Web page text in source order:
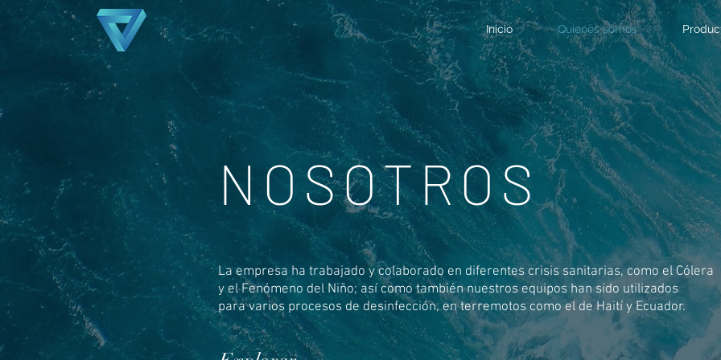
Inicio Quienes somos
Inicio Quienes somos
NOSOTROS
La empresa ha trabajado y colaborado en diferentes crisis sanitarias, como el Cólera
yel Fenómeno del Niño; así como también nuestros equipos han sido utilizados
para varios procesos de desinfección, en terremotos como el de Haití y Ecuador.​